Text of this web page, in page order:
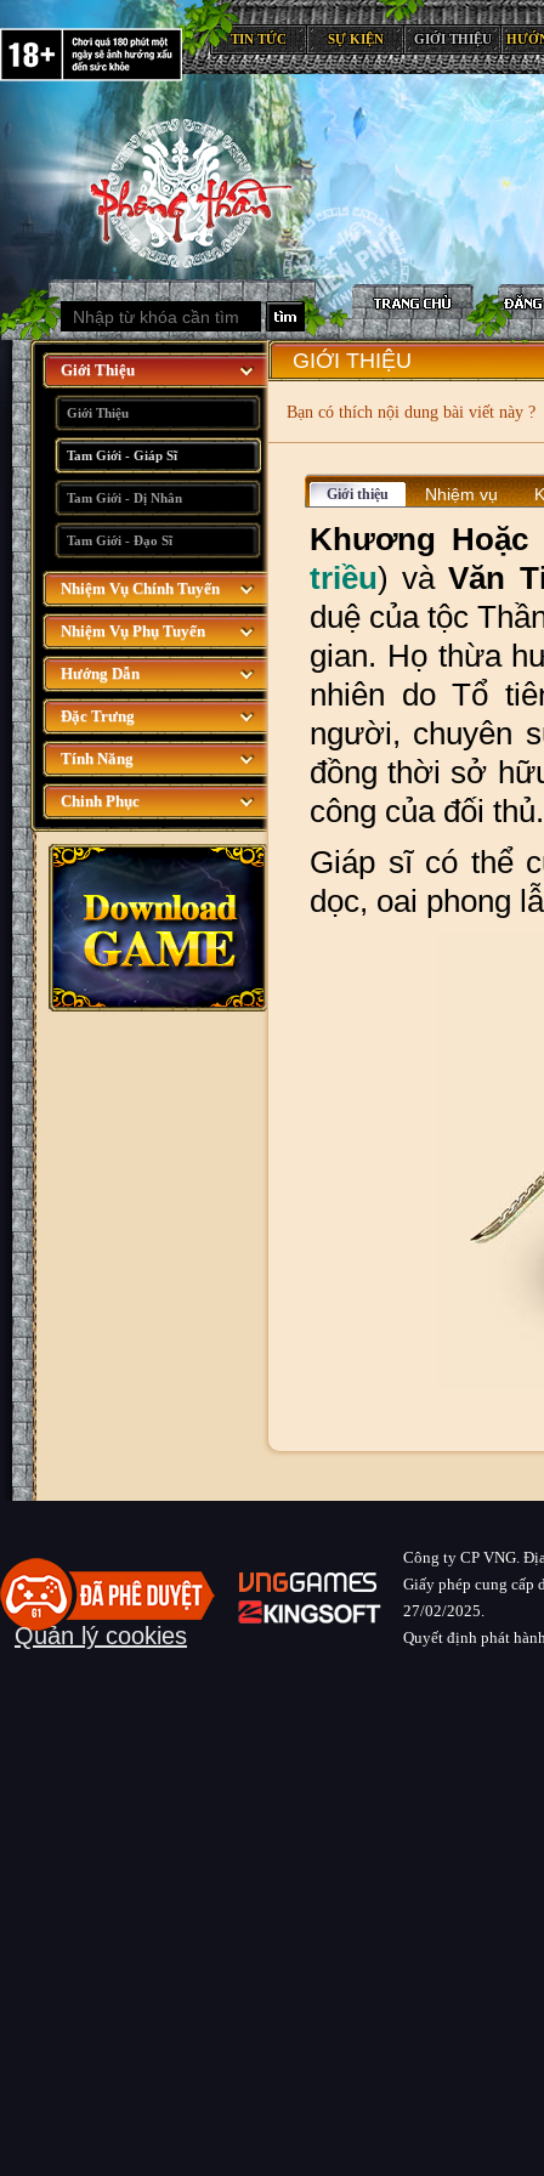
TIN TỨC SỰ KIỆN GIỚI THIỆU
Giới Thiệu
Giới Thiệu
Tam Giới - Giáp Sĩ
Tam Giới - Dị Nhân
Tam Giới - Đạo Sĩ
Nhiệm Vụ Chính Tuyến
Nhiệm Vụ Phụ Tuyến
Hướng Dẫn
Đặc Trưng
Tính Năng
Chinh Phục
GIỚI THIỆU
Bạn có thích nội dung bài viết này ?
Giới thiệu Nhiệm vụ
Khương Hoặc
triều) vàVăn
duệ của tộc
gian. Họ thừa
nhiên do Tổ
người, chuyên
đồng thời sở
công của đối thủ.
Giáp sĩ có thể
dọc, oai phong
Công ty CP VNG.
Giấy phép cung cấp
27/02/2025.
Quyết định phát
Quản lý cookies